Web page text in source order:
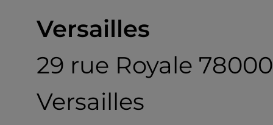
Versailles
29 rue Royale 78000
Versailles